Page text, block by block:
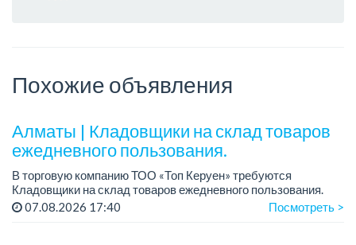
Похожие объявления
Алматы | Кладовщики на склад товаров
ежедневного пользования.
В торговую компанию ТОО «Топ Керуен» требуются
Кладовщики на склад товаров ежедневного пользования.
Зарплата: 248 600 тенге + премия 80 000 тенге.
07.08.2026 17:40 Посмотреть >